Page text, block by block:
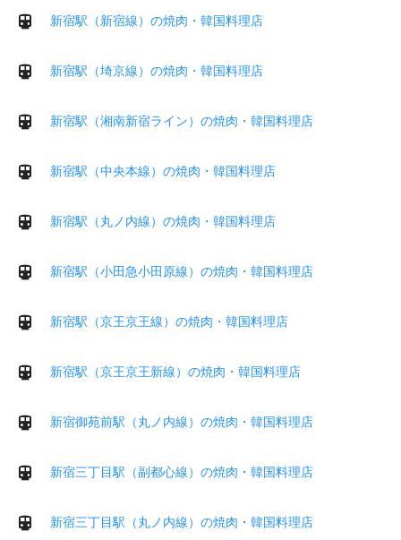
新宿駅（新宿線）の焼肉・韓国料理店
新宿駅（埼京線）の焼肉・韓国料理店
新宿駅（湘南新宿ライン）の焼肉・韓国料理店
新宿駅（中央本線）の焼肉・韓国料理店
新宿駅（丸ノ内線）の焼肉・韓国料理店
新宿駅（小田急小田原線）の焼肉・韓国料理店
新宿駅（京王京王線）の焼肉・韓国料理店
新宿駅（京王京王新線）の焼肉・韓国料理店
新宿御苑前駅（丸ノ内線）の焼肉・韓国料理店
新宿三丁目駅（副都心線）の焼肉・韓国料理店
新宿三丁目駅（丸ノ内線）の焼肉・韓国料理店